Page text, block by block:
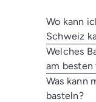
Wo kann
Schweiz
Welches
am besten
Was kann
basteln?